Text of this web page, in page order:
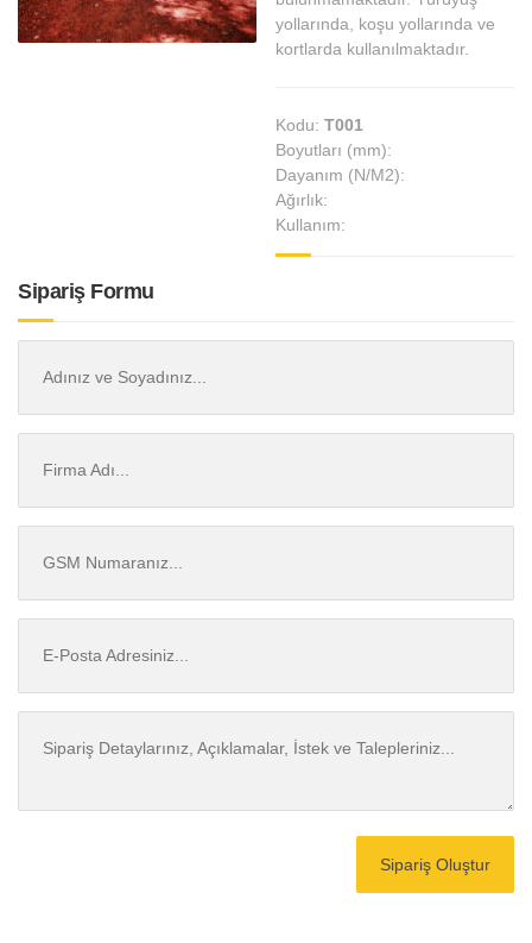
yollarında, koşu yollarında ve
kortlarda kullanılmaktadır.
Kodu: T001
Boyutları (mm):
Dayanım (N/M2):
Ağırlık:
Kullanım:
Sipariş Formu